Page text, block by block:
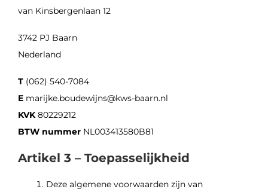
van Kinsbergenlaan 12
3742 PJ Baarn
Nederland
T (062) 540-7084
E marijke.boudewijns@kws-baarn.nl
KVK80229212
BTW nummer NL003413580B81
Artikel 3 – Toepasselijkheid
Deze algemene voorwaarden zijn van